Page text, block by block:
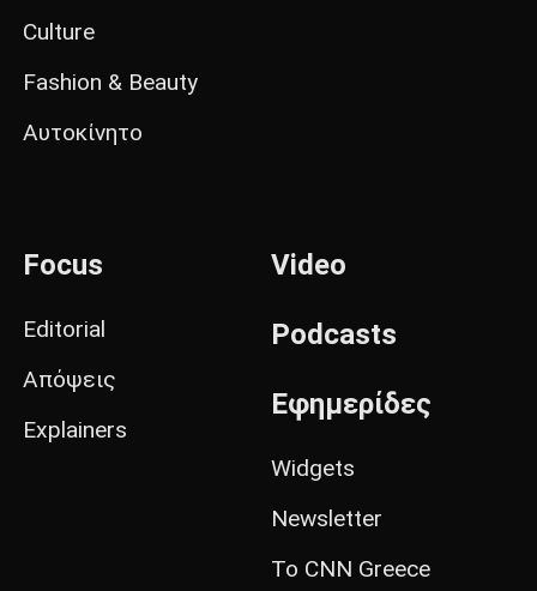
Culture
Fashion & Beauty
Αυτοκίνητο
Focus
Editorial
Απόψεις
Explainers
Video
Podcasts
Εφημερίδες
Widgets
Newsletter
Το CNN Greece